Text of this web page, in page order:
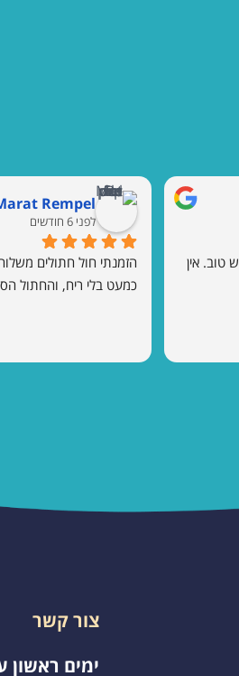
Rempel
לפני 6 חודשים
כמעט בלי ריח, והחתול
צור קשר
ימים ראשון עד